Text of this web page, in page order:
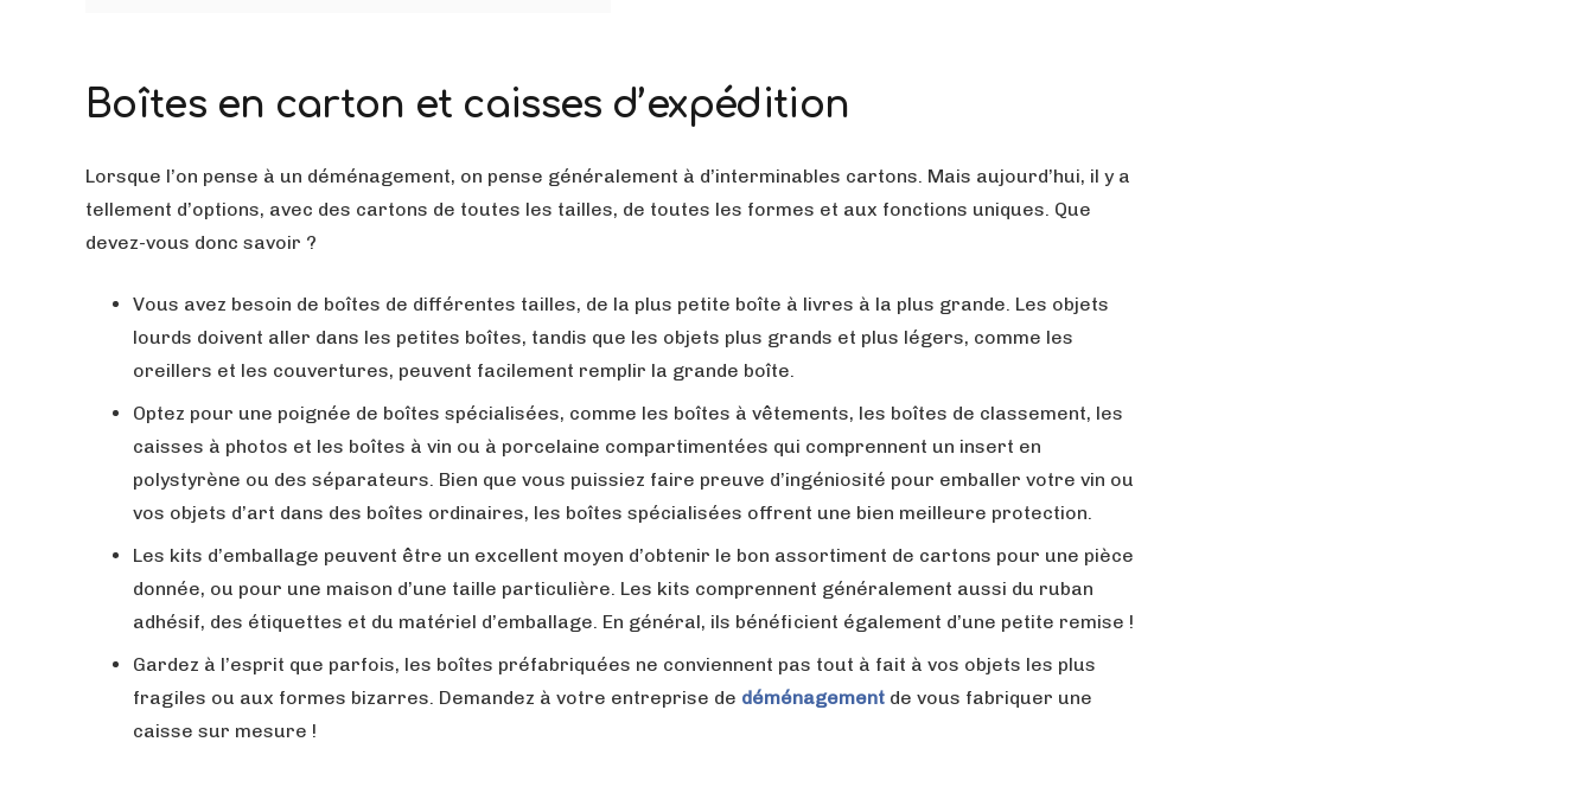
Boîtes en carton et caisses d’expédition
Lorsque l’on pense à un déménagement, on pense généralement à d’interminables cartons. Mais aujourd’hui, il y a
tellement d’options, avec des cartons de toutes les tailles, de toutes les formes et aux fonctions uniques. Que
devez-vous donc savoir ?
Vous avez besoin de boîtes de différentes tailles, de la plus petite boîte à livres à la plus grande. Les objets
lourds doivent aller dans les petites boîtes, tandis que les objets plus grands et plus légers, comme les
oreillers et les couvertures, peuvent facilement remplir la grande boîte.
Optez pour une poignée de boîtes spécialisées, comme les boîtes à vêtements, les boîtes de classement, les
caisses à photos et les boîtes à vin ou à porcelaine compartimentées qui comprennent un insert en
polystyrène ou des séparateurs. Bien que vous puissiez faire preuve d’ingéniosité pour emballer votre vin ou
vos objets d’art dans des boîtes ordinaires, les boîtes spécialisées offrent une bien meilleure protection.
Les kits d’emballage peuvent être un excellent moyen d’obtenir le bon assortiment de cartons pour une pièce
donnée, ou pour une maison d’une taille particulière. Les kits comprennent généralement aussi du ruban
adhésif, des étiquettes et du matériel d’emballage. En général, ils bénéficient également d’une petite remise !
Gardez à l’esprit que parfois, les boîtes préfabriquées ne conviennent pas tout à fait à vos objets les plus
fragiles ou aux formes bizarres. Demandez à votre entreprise de déménagement de vous fabriquer une
caisse sur mesure !